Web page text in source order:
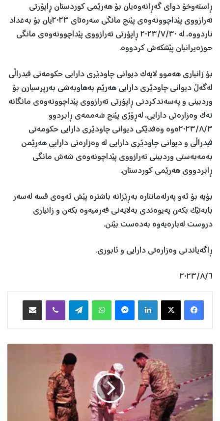
ڕاستەوخۆ دوای گەڕانەوەیان بۆ هەرێمی کوردستان ڕاپۆرتی
تەرازووی پێداچوونەوەی پێنج مانگی سەرەتای ٢٠٢٣یان بۆ بەغداد
ناردووە، لە ٢٠٢٣/٧/٣٠ ڕاپۆرتی تەرازووی پێداچوونەوەی مانگی
حوزەیرانیان پێشکەش کردووە.
بۆ زانیاری هەموو لایەک دیوانی چاودێری دارایی حکومەتی فیدراڵی
لەگەڵ دیوانی چاودێری دارایی هەرێم بەهاوبەشی بەرپرسیارن بۆ
وردبینی و پەسەندکردنی ڕاپۆرتی تەرازووی پێداچوونەوەی مانگانە
نەک وەزارەتی دارایی، لەڕۆژی پێنج شەممەی ڕابردوو
٢٠٢٣/٨/٣ەوە وەفدێکی دیوانی چاودێری دارایی حکومەتی
فیدراڵی و دیوانی چاودێری دارایی لە وەزارەتی دارایی هەرێمن
بەمەبەستی وردبینی تەرازووی پێداچونەوەی شەش مانگی
ڕابردووی هەرێمی کوردستان.
بۆیە بۆ ئەو پەرلەمانتارە بەڕێزانە باشترە پێش ئەوەی قسە لەسەر
بابەتێک بکەن پەیوەندی بەلایەنی فەرمیەوە بکەن و زانیاری
دروست لەبارەیەوە بەدەست بێنن.
ڕاگەیاندنی وەزارەتی دارایی و ئابوری.
٢٠٢٣/٨/٦
X
Telegram
ا
ر
ە